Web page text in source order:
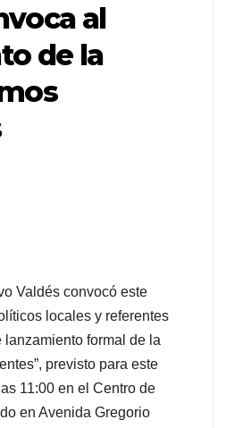
al
de la
Valdés convocó este
locales y referentes
formal de la
previsto para este
11:00 en el Centro de
en Avenida Gregorio